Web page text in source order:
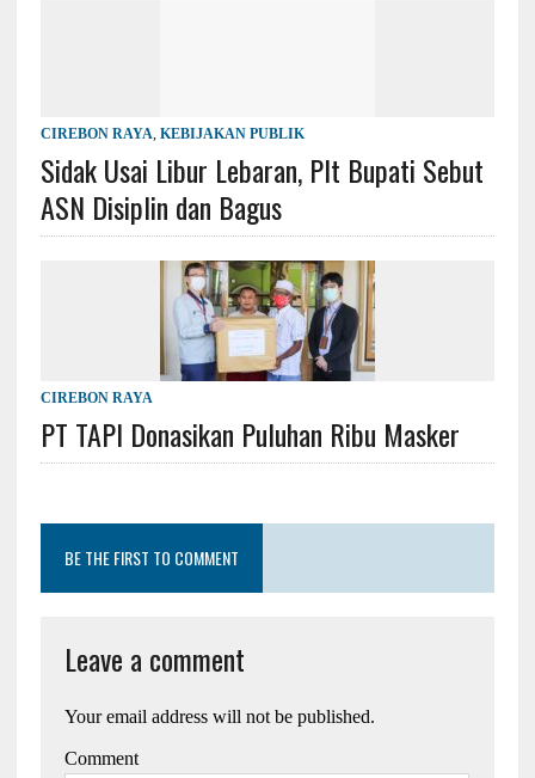
CIREBON RAYA, KEBIJAKAN PUBLIK
Sidak Usai Libur Lebaran, Plt Bupati Sebut
ASN Disiplin dan Bagus
CIREBON RAYA
PT TAPI Donasikan Puluhan Ribu Masker
BE THE FIRST TO COMMENT
Leave a comment
Your email address will not be published.
Comment